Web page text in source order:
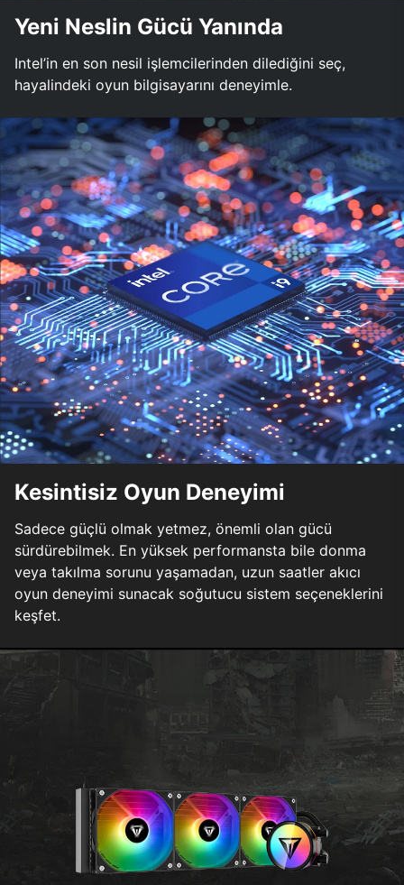
Yeni Neslin Gücü Yanında
Intel’in en son nesil işlemcilerinden dilediğini seç,
hayalindeki oyun bilgisayarını deneyimle.
Kesintisiz Oyun Deneyimi
Sadece güçlü olmak yetmez, önemli olan gücü
sürdürebilmek. En yüksek performansta bile donma
veya takılma sorunu yaşamadan, uzun saatler akıcı
oyun deneyimi sunacak soğutucu sistem seçeneklerini
keşfet.